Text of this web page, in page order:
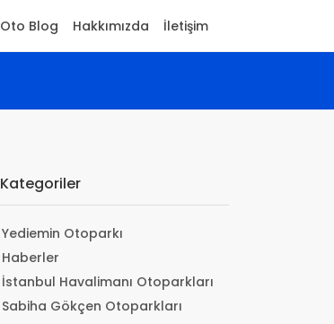
Oto Blog Hakkımızda İletişim
Kategoriler
Yediemin Otoparkı
Haberler
İstanbul Havalimanı Otoparkları
Sabiha Gökçen Otoparkları